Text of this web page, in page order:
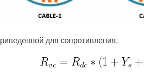
для сопротивления,